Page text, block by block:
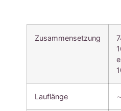
Zusammensetzung
Lauflänge